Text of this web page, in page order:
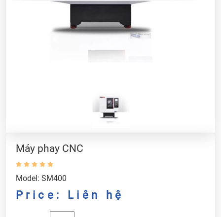
Máy phay CNC
Model: SM400
Price: Liên hệ